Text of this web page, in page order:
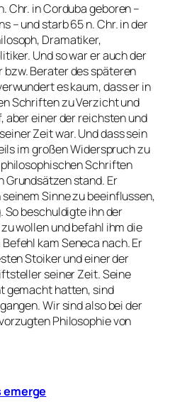
Chr. in Corduba geboren –
– und starb 65 n. Chr. in der
Dramatiker,
Und so war er auch der
Berater des späteren
es kaum, dass er in
Schriften zu Verzicht und
aber einer der reichsten und
Zeit war. Und dass sein
im großen Widerspruch zu
Schriften
stand. Er
Sinne zu beeinflussen,
So beschuldigte ihn der
wollen und befahl ihm die
kam Seneca nach. Er
Stoiker und einer der
seiner Zeit. Seine
gemacht hatten, sind
Wir sind also bei der
Philosophie von
emerge